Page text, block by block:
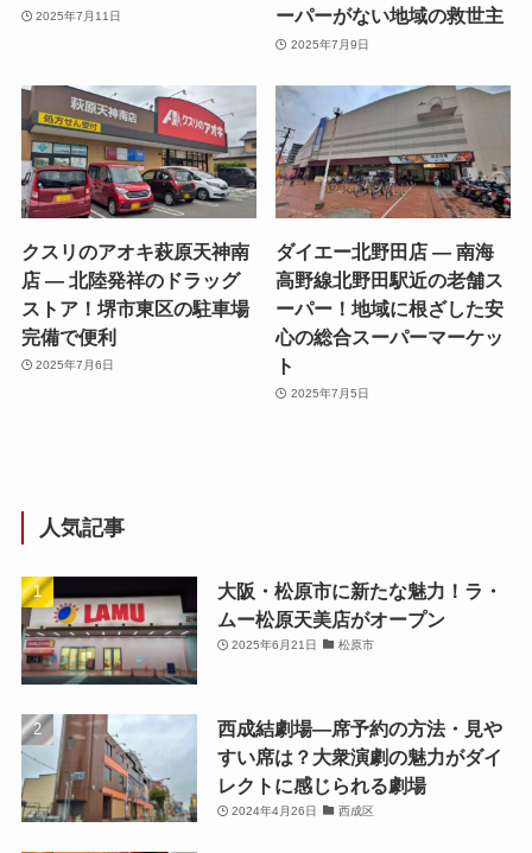
2025年7月11日
ーパーがない地域の救世主
2025年7月9日
クスリのアオキ萩原天神南
店 — 北陸発祥のドラッグ
ストア！堺市東区の駐車場
完備で便利
2025年7月6日
ダイエー北野田店 — 南海
高野線北野田駅近の老舗ス
ーパー！地域に根ざした安
心の総合スーパーマーケッ
ト
2025年7月5日
人気記事
大阪・松原市に新たな魅力！ラ・
ムー松原天美店がオープン
2025年6月21日 松原市
西成結劇場—席予約の方法・見や
すい席は？大衆演劇の魅力がダイ
レクトに感じられる劇場
2024年4月26日 西成区